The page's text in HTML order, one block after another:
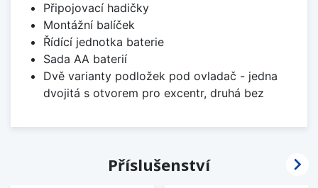
Připojovací hadičky
Montážní balíček
Řídící jednotka baterie
Sada AA baterií
Dvě varianty podložek pod ovladač - jedna
dvojitá s otvorem pro excentr, druhá bez
Příslušenství 